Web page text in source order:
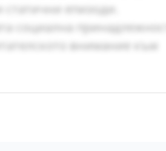
епизоди.
социална принадлежност.
внимание към